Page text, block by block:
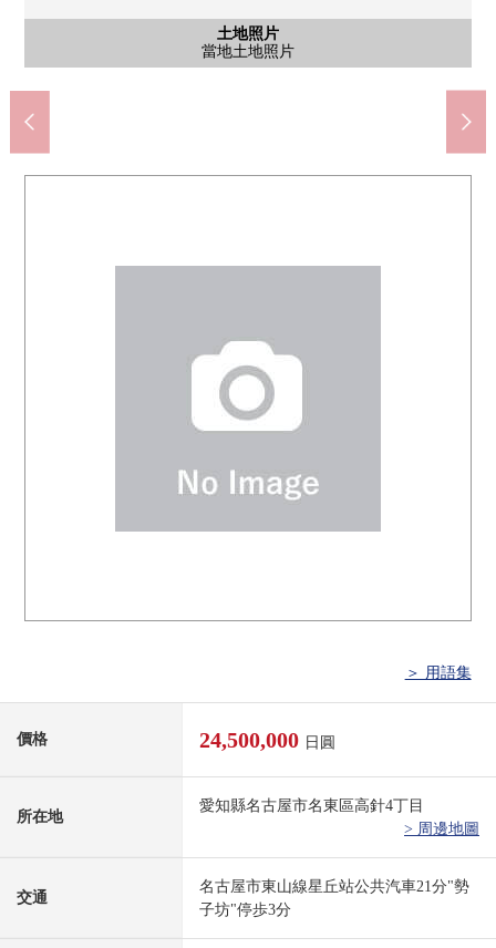
土地照片
當地土地照片
土地照片
當地土地照片
土地照片
當地土地照片
土地照片
當地土地照片
含有前面道路的外觀
前面道路(西北一側)
含有前面道路的外觀
前面道路(東北一側)
高針台中學(約830m)
步行11分鐘。
高針小學(約470m)
步行6分鐘。
＞ 用語集
價格 24,500,000 日圓
所在地
愛知縣名古屋市名東區高針4丁目
> 周邊地圖
交通
名古屋市東山線星丘站公共汽車21分"勢
子坊"停歩3分